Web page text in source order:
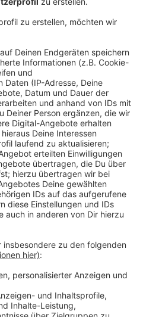
aber nicht von heute auf
Ihr sei wichtig, dass die
"mitgehen".
Pandemie mache vieles
Die Kontakte zu den
wie gewünscht.
und wenn eine
steht, dann rufe ich ganz
kaum
So bleibt mehr Zeit,